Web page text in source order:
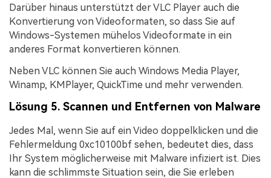
Darüber hinaus unterstützt der VLC Player auch die
Konvertierung von Videoformaten, so dass Sie auf
Windows-Systemen mühelos Videoformate in ein
anderes Format konvertieren können.
Neben VLC können Sie auch Windows Media Player,
Winamp, KMPlayer, QuickTime und mehr verwenden.
Lösung 5. Scannen und Entfernen von Malware
Jedes Mal, wenn Sie auf ein Video doppelklicken und die
Fehlermeldung 0xc10100bf sehen, bedeutet dies, dass
Ihr System möglicherweise mit Malware infiziert ist. Dies
kann die schlimmste Situation sein, die Sie erleben